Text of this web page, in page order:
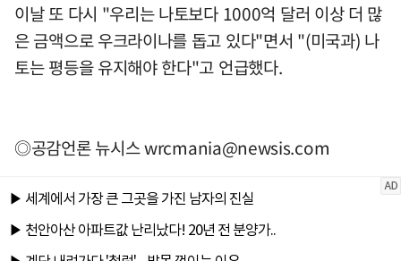
이날 또 다시 "우리는 나토보다 1000억 달러 이상 더 많
은 금액으로 우크라이나를 돕고 있다"면서 "(미국과) 나
토는 평등을 유지해야 한다"고 언급했다.
◎공감언론 뉴시스wrcmania@newsis.com